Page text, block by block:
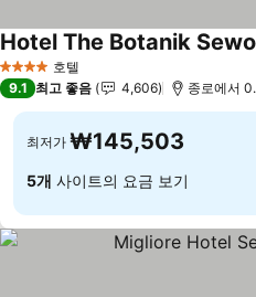
4 성급 호텔
Hotel The Botanik
9.1 최고 좋음 4,606 종로에서
최저가 ₩145,503
5개 사이트의 요금 보기